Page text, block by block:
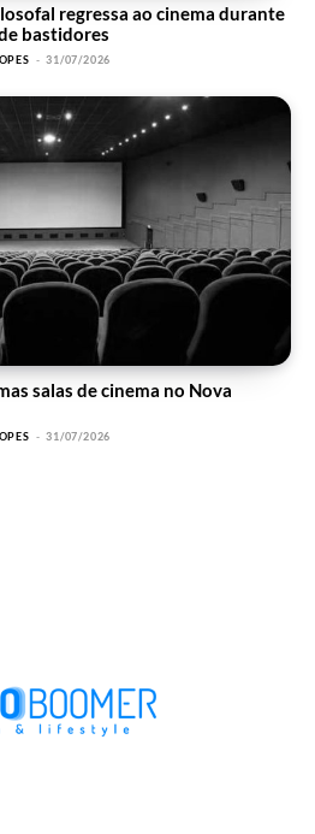
regressa ao cinema durante
bastidores
- 31/07/2026
salas de cinema no Nova
- 31/07/2026